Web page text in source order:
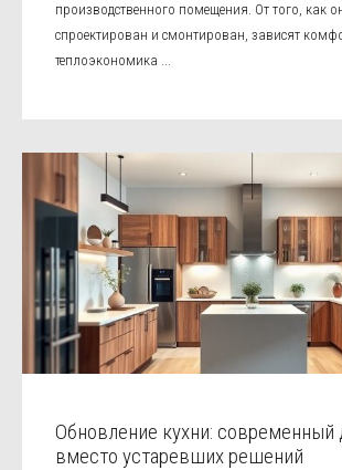
производственного помещения. От того, как
спроектирован и смонтирован, зависят
теплоэкономика ...
Обновление кухни: современный
вместо устаревших решений